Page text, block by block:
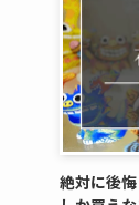
絶対に後